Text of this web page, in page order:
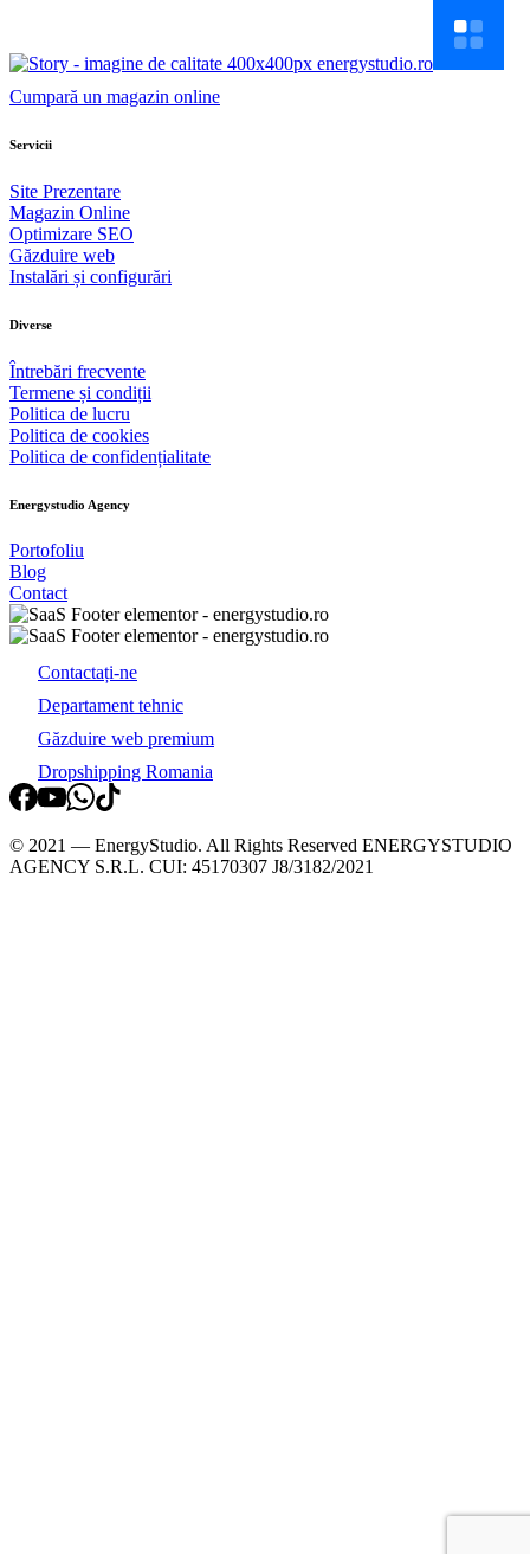
Cumpară un magazin online
Servicii
Site Prezentare
Magazin Online
Optimizare SEO
Găzduire web
Instalări și configurări
Diverse
Întrebări frecvente
Termene și condiții
Politica de lucru
Politica de cookies
Politica de confidențialitate
Energystudio Agency
Portofoliu
Blog
Contact
Contactați-ne
Departament tehnic
Găzduire web premium
Dropshipping Romania
© 2021 — EnergyStudio. All Rights Reserved ENERGYSTUDIO
AGENCY S.R.L. CUI: 45170307 J8/3182/2021